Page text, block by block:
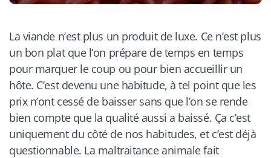
La viande n’est plus un produit de luxe. Ce n’est plus
un bon plat que l’on prépare de temps en temps
pour marquer le coup ou pour bien accueillir un
hôte. C’est devenu une habitude, à tel point que les
prix n’ont cessé de baisser sans que l’on se rende
bien compte que la qualité aussi a baissé. Ça c’est
uniquement du côté de nos habitudes, et c’est déjà
questionnable. La maltraitance animale fait